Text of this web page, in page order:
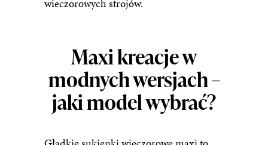
wieczorowych strojów.
Maxi kreacje w
modnych wersjach –
jaki model wybrać?